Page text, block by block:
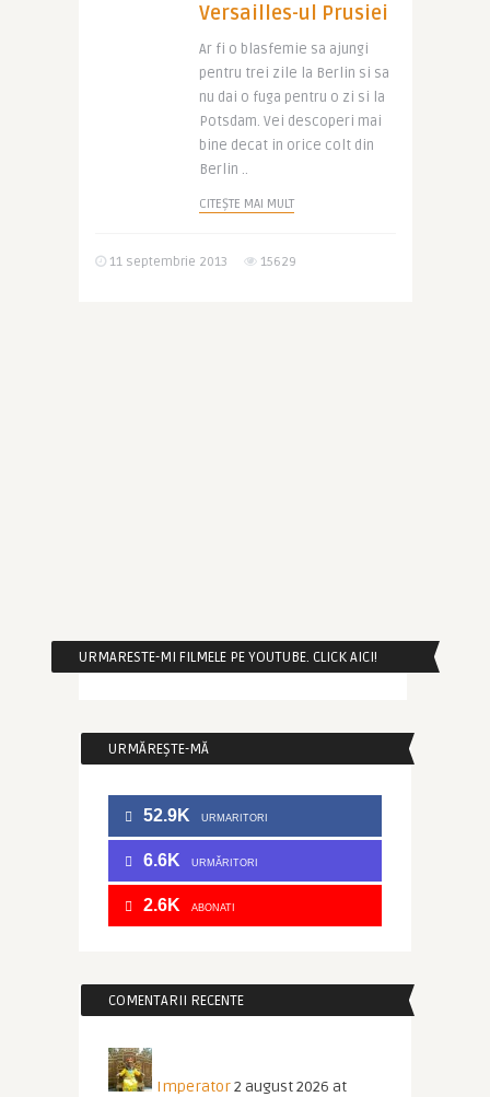
Versailles-ul Prusiei
Ar fi o blasfemie sa ajungi
pentru trei zile la Berlin si sa
nu dai o fuga pentru o zi si la
Potsdam. Vei descoperi mai
bine decat in orice colt din
Berlin ..
CITEȘTE MAI MULT
11 septembrie 2013 15629
URMARESTE-MI FILMELE PE YOUTUBE. CLICK AICI!
URMĂREȘTE-MĂ
52.9K URMARITORI
6.6K URMĂRITORI
2.6K ABONATI
COMENTARII RECENTE
Imperator2 august 2026 at